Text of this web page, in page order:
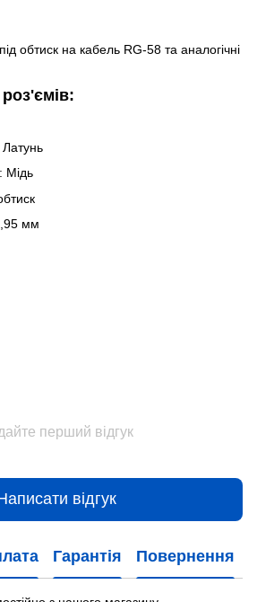
обтиск на кабель RG-58 та аналогічні
Мідь
мм
перший відгук
відгук
Гарантія Повернення